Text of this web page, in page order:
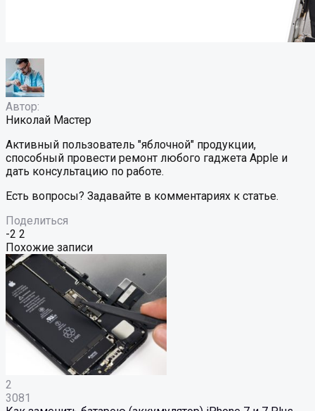
Автор:
Николай Мастер
Активный пользователь "яблочной" продукции,
способный провести ремонт любого гаджета Apple и
дать консультацию по работе.
Есть вопросы? Задавайте в комментариях к статье.
Поделиться
-2 2
Похожие записи
2
3081